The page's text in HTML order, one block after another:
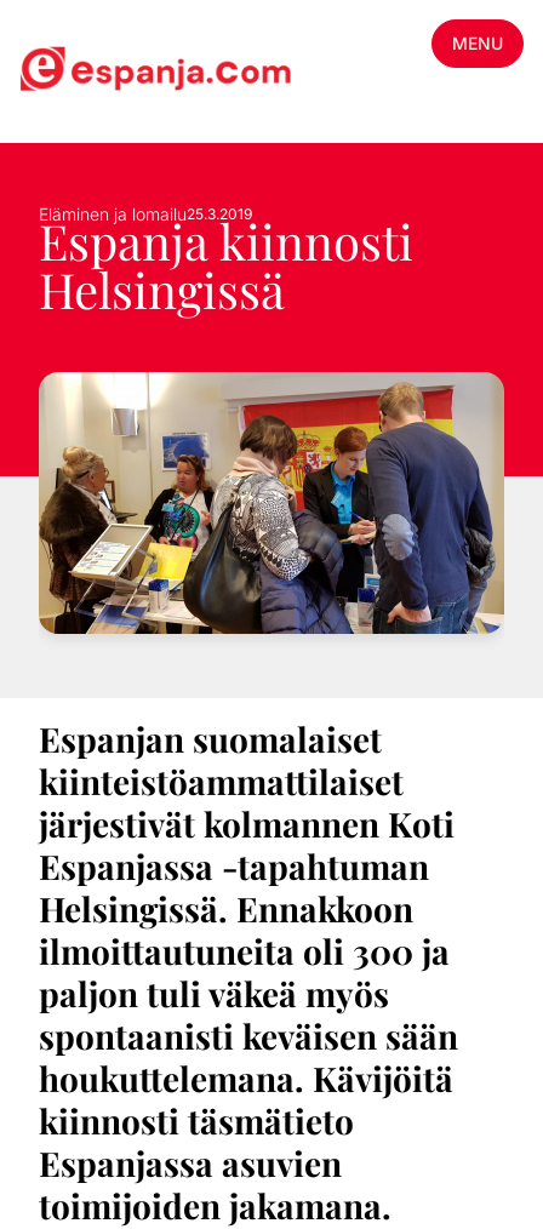
MENU
Eläminen ja lomailu25.3.2019
Espanja kiinnosti
Helsingissä
Espanjan suomalaiset
kiinteistöammattilaiset
järjestivät kolmannen Koti
Espanjassa -tapahtuman
Helsingissä. Ennakkoon
ilmoittautuneita oli 300 ja
paljon tuli väkeä myös
spontaanisti keväisen sään
houkuttelemana. Kävijöitä
kiinnosti täsmätieto
Espanjassa asuvien
toimijoiden jakamana.